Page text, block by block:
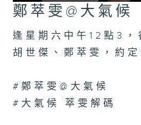
0
seconds
0
90%
鄭萃雯@大氣候
逢星期六中午12點3，
胡世傑、鄭萃雯，約
#鄭萃雯@大氣候
#大氣候 萃雯解碼